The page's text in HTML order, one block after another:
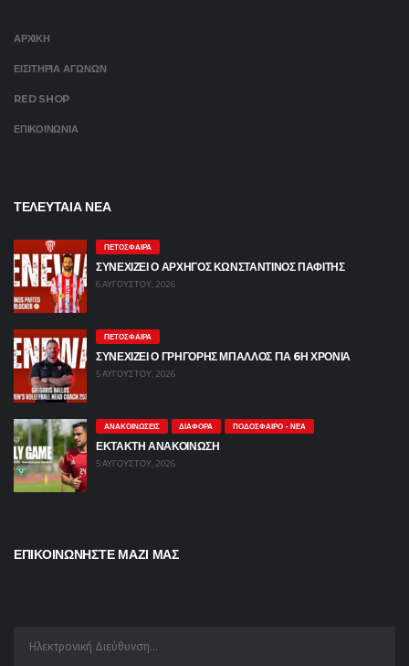
ΑΡΧΙΚΗ
ΕΙΣΙΤΗΡΙΑ ΑΓΩΝΩΝ
RED SHOP
ΕΠΙΚΟΙΝΩΝΙΑ
ΤΕΛΕΥΤΑΙΑ ΝΕΑ
ΠΕΤΌΣΦΑΙΡΑ
ΣΥΝΕΧΙΖΕΙ Ο ΑΡΧΗΓΟΣ ΚΩΝΣΤΑΝΤΙΝΟΣ ΠΑΦΙΤΗΣ
6 ΑΥΓΟΎΣΤΟΥ, 2026
ΠΕΤΌΣΦΑΙΡΑ
ΣΥΝΕΧΙΖΕΙ Ο ΓΡΗΓΟΡΗΣ ΜΠΑΛΛΟΣ ΓΙΑ 6Η ΧΡΟΝΙΑ
5 ΑΥΓΟΎΣΤΟΥ, 2026
ΑΝΑΚΟΙΝΏΣΕΙΣ ΔΙΆΦΟΡΑ ΠΟΔΌΣΦΑΙΡΟ - ΝΈΑ
ΕΚΤΑΚΤΗ ΑΝΑΚΟΙΝΩΣΗ
5 ΑΥΓΟΎΣΤΟΥ, 2026
ΕΠΙΚΟΙΝΩΝΗΣΤΕ ΜΑΖΙ ΜΑΣ